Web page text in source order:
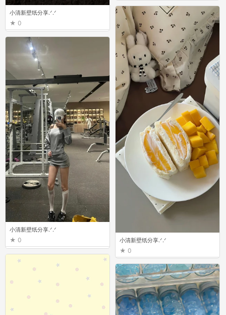
小清新壁纸分享.ᐟ.ᐟ
0
小清新壁纸分享.ᐟ.ᐟ
0
小清新壁纸分享.ᐟ.ᐟ
0